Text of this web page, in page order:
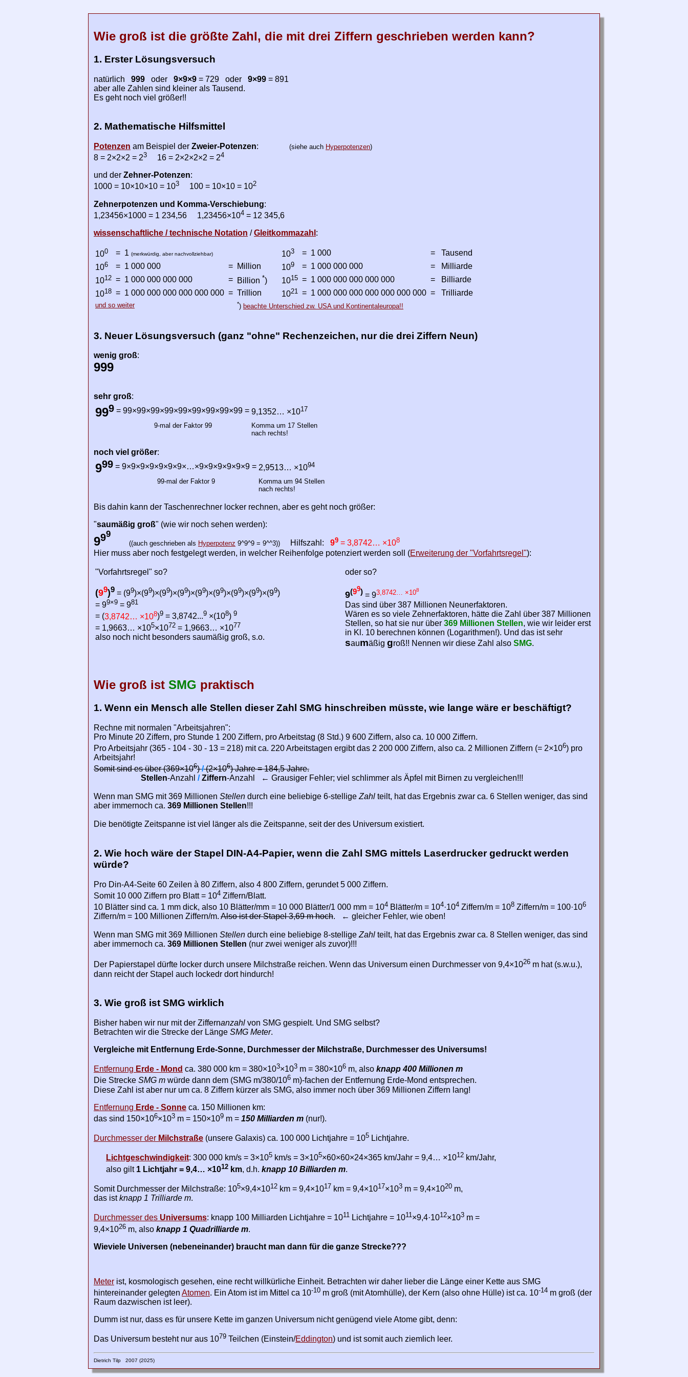
Wie groß ist die größte Zahl, die mit drei Ziffern geschrieben werden kann?
1. Erster Lösungsversuch
natürlich 999 oder 9×9×9 = 729 oder 9×99 = 891
aber alle Zahlen sind kleiner als Tausend.
Es geht noch viel größer!!
2. Mathematische Hilfsmittel
Potenzen am Beispiel der Zweier-Potenzen: (siehe auch Hyperpotenzen)
8 = 2×2×2 = 23 16 = 2×2×2×2 = 24
und der Zehner-Potenzen:
1000 = 10×10×10 = 103 100 = 10×10 = 102
Zehnerpotenzen und Komma-Verschiebung:
1,23456×1000 = 1 234,56 1,23456×104 = 12 345,6
wissenschaftliche / technische Notation /Gleitkommazahl :
100 = 1 (merkwürdig, aber nachvollziehbar) 103 = 1 000 =
Tausend
106 = 1 000 000 = Million 109 = 1 000 000 000 =
Milliarde
1012 = 1 000 000 000 000 = Billion *) 1015 = 1 000 000 000 000 000 =
Billiarde
1018 = 1 000 000 000 000 000 000 = Trillion 1021 = 1 000 000 000 000 000 000 000 = Trilliarde
und so weiter *) beachte Unterschied zw. USA und Kontinentaleuropa!!
3. Neuer Lösungsversuch (ganz "ohne" Rechenzeichen, nur die drei Ziffern Neun)
wenig groß:
999
sehr groß:
999 = 99×99×99×99×99×99×99×99×99 = 9,1352… ×1017
9-mal der Faktor 99
Komma um 17 Stellen
nach rechts!
noch viel größer:
999 = 9×9×9×9×9×9×9×…×9×9×9×9×9×9 = 2,9513… ×1094
99-mal der Faktor 9
Komma um 94 Stellen
nach rechts!
Bis dahin kann der Taschenrechner locker rechnen, aber es geht noch größer:
"saumäßig groß" (wie wir noch sehen werden):
999
((auch geschrieben als Hyperpotenz 9^9^9 = 9^^3)) Hilfszahl: 99 = 3,8742… ×108
Hier muss aber noch festgelegt werden, in welcher Reihenfolge potenziert werden soll (Erweiterung der "Vorfahrtsregel"):
"Vorfahrtsregel" so?
(99)9 = (99)×(99)×(99)×(99)×(99)×(99)×(99)×(99)×(99)
= 99×9 = 981
= (3,8742… ×108)9 = 3,8742...9 ×(108) 9
= 1,9663… ×105×1072 = 1,9663… ×1077
also noch nicht besonders saumäßig groß, s.o.
oder so?
9(99) = 93,8742… ×108
Das sind über 387 Millionen Neunerfaktoren.
Wären es so viele Zehnerfaktoren, hätte die Zahl über 387 Millionen
Stellen, so hat sie nur über 369 Millionen Stellen, wie wir leider erst
in Kl. 10 berechnen können (Logarithmen!). Und das ist sehr
saumäßig groß!! Nennen wir diese Zahl also SMG.
Wie groß ist SMG praktisch
1. Wenn ein Mensch alle Stellen dieser Zahl SMG hinschreiben müsste, wie lange wäre er beschäftigt?
Rechne mit normalen "Arbeitsjahren":
Pro Minute 20 Ziffern, pro Stunde 1 200 Ziffern, pro Arbeitstag (8 Std.) 9 600 Ziffern, also ca. 10 000 Ziffern.
Pro Arbeitsjahr (365 - 104 - 30 - 13 = 218) mit ca. 220 Arbeitstagen ergibt das 2 200 000 Ziffern, also ca. 2 Millionen Ziffern (= 2×106) pro
Arbeitsjahr!
Somit sind es über (369×106)/(2×106) Jahre = 184,5 Jahre.
Stellen-Anzahl / Ziffern-Anzahl ← Grausiger Fehler; viel schlimmer als Äpfel mit Birnen zu vergleichen!!!
Wenn man SMG mit 369 Millionen Stellen durch eine beliebige 6-stellige Zahl teilt, hat das Ergebnis zwar ca. 6 Stellen weniger, das sind
aber immernoch ca. 369 Millionen Stellen!!!
Die benötigte Zeitspanne ist viel länger als die Zeitspanne, seit der des Universum existiert.
2. Wie hoch wäre der Stapel DIN-A4-Papier, wenn die Zahl SMG mittels Laserdrucker gedruckt werden
würde?
Pro Din-A4-Seite 60 Zeilen à 80 Ziffern, also 4 800 Ziffern, gerundet 5 000 Ziffern.
Somit 10 000 Ziffern pro Blatt = 104 Ziffern/Blatt.
10 Blätter sind ca. 1 mm dick, also 10 Blätter/mm = 10 000 Blätter/1 000 mm = 104 Blätter/m = 104·104 Ziffern/m = 108 Ziffern/m = 100·106
Ziffern/m = 100 Millionen Ziffern/m. Also ist der Stapel 3,69 m hoch. ← gleicher Fehler, wie oben!
Wenn man SMG mit 369 Millionen Stellen durch eine beliebige 8-stellige Zahl teilt, hat das Ergebnis zwar ca. 8 Stellen weniger, das sind
aber immernoch ca. 369 Millionen Stellen (nur zwei weniger als zuvor)!!!
Der Papierstapel dürfte locker durch unsere Milchstraße reichen. Wenn das Universum einen Durchmesser von 9,4×1026 m hat (s.w.u.),
dann reicht der Stapel auch lockedr dort hindurch!
3. Wie groß ist SMG wirklich
Bisher haben wir nur mit der Ziffernanzahl von SMG gespielt. Und SMG selbst?
Betrachten wir die Strecke der Länge SMG Meter.
Vergleiche mit Entfernung Erde-Sonne, Durchmesser der Milchstraße, Durchmesser des Universums!
Entfernung Erde - Mond ca. 380 000 km = 380×103×103 m = 380×106 m, also knapp 400 Millionen m
Die Strecke SMG m würde dann dem (SMG m/380/106 m)-fachen der Entfernung Erde-Mond entsprechen.
Diese Zahl ist aber nur um ca. 8 Ziffern kürzer als SMG, also immer noch über 369 Millionen Ziffern lang!
Entfernung Erde - Sonne ca. 150 Millionen km:
das sind 150×106×103 m = 150×109 m = 150 Milliarden m (nur!).
Durchmesser der Milchstraße (unsere Galaxis) ca. 100 000 Lichtjahre = 105 Lichtjahre.
Lichtgeschwindigkeit: 300 000 km/s = 3×105 km/s = 3×105×60×60×24×365 km/Jahr = 9,4… ×1012 km/Jahr,
also gilt 1 Lichtjahr = 9,4… ×1012 km, d.h. knapp 10 Billiarden m.
Somit Durchmesser der Milchstraße: 105×9,4×1012 km = 9,4×1017 km = 9,4×1017×103 m = 9,4×1020 m,
das istknapp 1 Trilliarde m.
Durchmesser des Universums: knapp 100 Milliarden Lichtjahre = 1011 Lichtjahre = 1011×9,4·1012×103 m =
9,4×1026 m, also knapp 1 Quadrilliarde m.
Wieviele Universen (nebeneinander) braucht man dann für die ganze Strecke???
Meter ist, kosmologisch gesehen, eine recht willkürliche Einheit. Betrachten wir daher lieber die Länge einer Kette aus SMG
hintereinander gelegten Atomen. Ein Atom ist im Mittel ca 10-10 m groß (mit Atomhülle), der Kern (also ohne Hülle) ist ca. 10-14 m groß (der
Raum dazwischen ist leer).
Dumm ist nur, dass es für unsere Kette im ganzen Universum nicht genügend viele Atome gibt, denn:
Das Universum besteht nur aus 1079 Teilchen (Einstein/Eddington) und ist somit auch ziemlich leer.
Dietrich Tilp 2007 (2025)